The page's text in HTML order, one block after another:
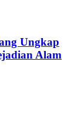
Ungkap
Alam